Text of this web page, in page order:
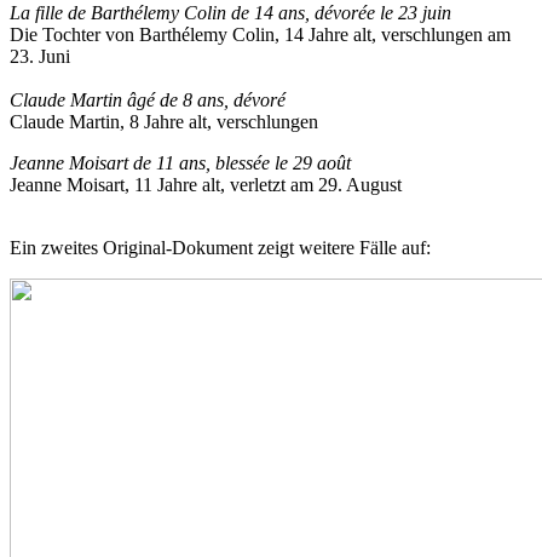
La fille de Barthélemy Colin de 14 ans, dévorée le 23 juin
Die Tochter von Barthélemy Colin, 14 Jahre alt, verschlungen am
23. Juni
Claude Martin âgé de 8 ans, dévoré
Claude Martin, 8 Jahre alt, verschlungen
Jeanne Moisart de 11 ans, blessée le 29 août
Jeanne Moisart, 11 Jahre alt, verletzt am 29. August
Ein zweites Original-Dokument zeigt weitere Fälle auf: